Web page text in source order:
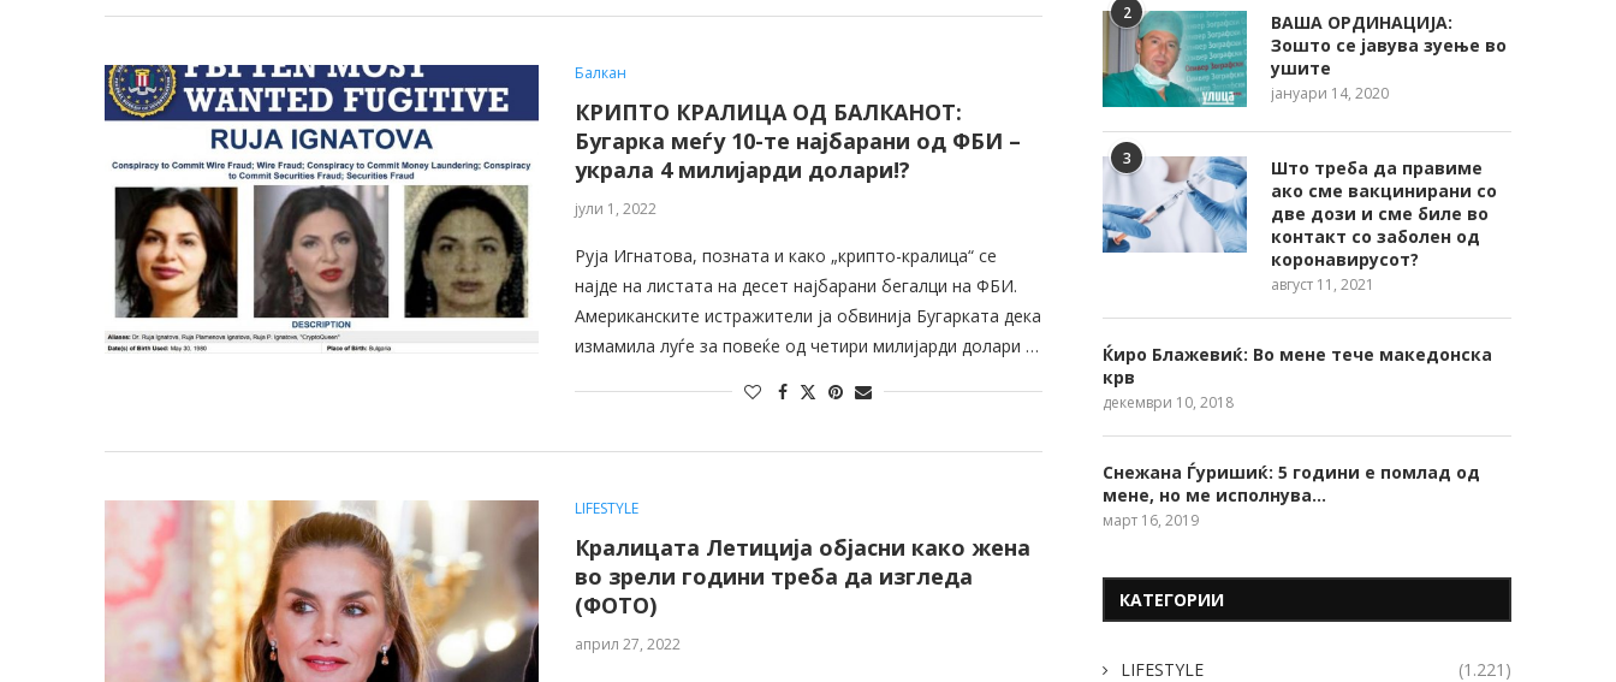
Балкан
КРИПТО КРАЛИЦА ОД БАЛКАНОТ:
Бугарка меѓу 10-те најбарани од ФБИ –
украла 4 милијарди долари!?
јули 1, 2022
Руја Игнатова, позната и како „крипто-кралица“ се
најде на листата на десет најбарани бегалци на ФБИ.
Американските истражители ја обвинија Бугарката дека
измамила луѓе за повеќе од четири милијарди долари …
LIFESTYLE
Кралицата Летиција објасни како жена
во зрели години треба да изгледа
(ФОТО)
април 27, 2022
2
ВАША ОРДИНАЦИЈА:
Зошто се јавува зуење во
ушите
јануари 14, 2020
3
Што треба да правиме
ако сме вакцинирани со
две дози и сме биле во
контакт со заболен од
коронавирусот?
август 11, 2021
Ќиро Блажевиќ: Во мене тече македонска
крв
декември 10, 2018
Снежана Ѓуришиќ: 5 години е помлад од
мене, но ме исполнува…
март 16, 2019
КАТЕГОРИИ
LIFESTYLE (1.221)